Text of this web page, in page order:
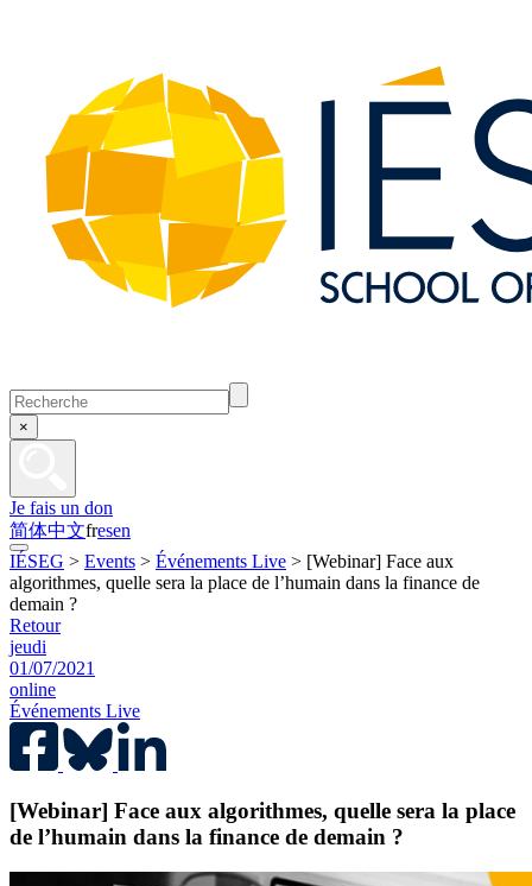
×
Je fais un don
简体中文fresen
IÉSEG > Events > Événements Live > [Webinar] Face aux
algorithmes, quelle sera la place de l’humain dans la finance de
demain ?
Retour
jeudi
01/07/2021
online
Événements Live
[Webinar] Face aux algorithmes, quelle sera la place
de l’humain dans la finance de demain ?